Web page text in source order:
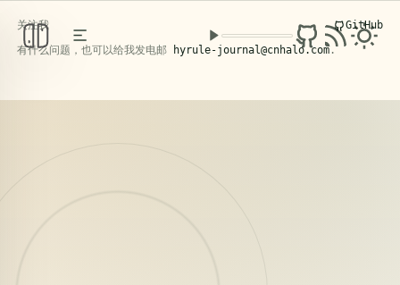
PERSONAL KNOWLEDGE BASE
/ FIELD NOTES
关注我
GitHub
有什么问题，也可以给我发电邮
hyrule-journal@cnhalo.com.